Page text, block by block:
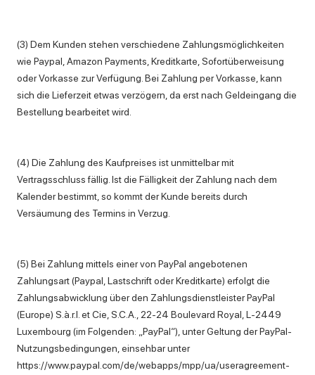
(3) Dem Kunden stehen verschiedene Zahlungsmöglichkeiten
wie Paypal, Amazon Payments, Kreditkarte, Sofortüberweisung
oder Vorkasse zur Verfügung. Bei Zahlung per Vorkasse, kann
sich die Lieferzeit etwas verzögern, da erst nach Geldeingang die
Bestellung bearbeitet wird.
(4) Die Zahlung des Kaufpreises ist unmittelbar mit
Vertragsschluss fällig. Ist die Fälligkeit der Zahlung nach dem
Kalender bestimmt, so kommt der Kunde bereits durch
Versäumung des Termins in Verzug.
(5) Bei Zahlung mittels einer von PayPal angebotenen
Zahlungsart (Paypal, Lastschrift oder Kreditkarte) erfolgt die
Zahlungsabwicklung über den Zahlungsdienstleister PayPal
(Europe) S.à.r.l. et Cie, S.C.A., 22-24 Boulevard Royal, L-2449
Luxembourg (im Folgenden: „PayPal“), unter Geltung der PayPal-
Nutzungsbedingungen, einsehbar unter
https://www.paypal.com/de/webapps/mpp/ua/useragreement-